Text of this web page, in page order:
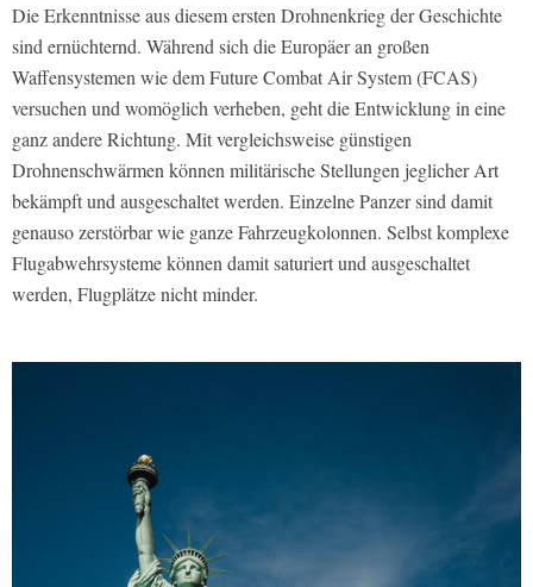
Die Erkenntnisse aus diesem ersten Drohnenkrieg der Geschichte
sind ernüchternd. Während sich die Europäer an großen
Waffensystemen wie dem Future Combat Air System (FCAS)
versuchen und womöglich verheben, geht die Entwicklung in eine
ganz andere Richtung. Mit vergleichsweise günstigen
Drohnenschwärmen können militärische Stellungen jeglicher Art
bekämpft und ausgeschaltet werden. Einzelne Panzer sind damit
genauso zerstörbar wie ganze Fahrzeugkolonnen. Selbst komplexe
Flugabwehrsysteme können damit saturiert und ausgeschaltet
werden, Flugplätze nicht minder.